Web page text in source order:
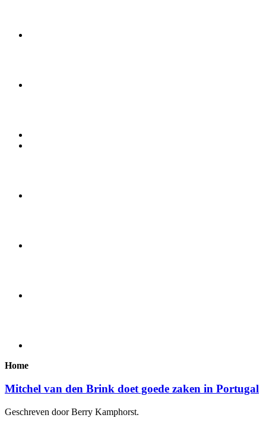
Home
Mitchel van den Brink doet goede zaken in Portugal
Geschreven door Berry Kamphorst.